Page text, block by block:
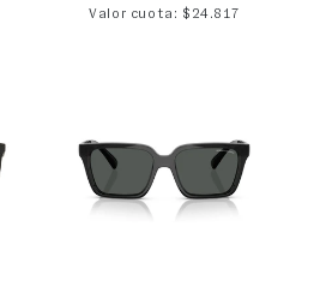
Valor cuota: $24.817